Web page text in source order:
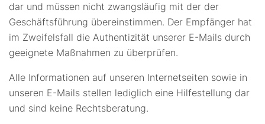
dar und müssen nicht zwangsläufig mit der der
Geschäftsführung übereinstimmen. Der Empfänger hat
im Zweifelsfall die Authentizität unserer E-Mails durch
geeignete Maßnahmen zu überprüfen.
Alle Informationen auf unseren Internetseiten sowie in
unseren E-Mails stellen lediglich eine Hilfestellung dar
und sind keine Rechtsberatung.